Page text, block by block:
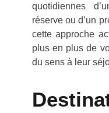
quotidiennes
réserve ou d’un
cette approche
plus en plus de
du sens à leur